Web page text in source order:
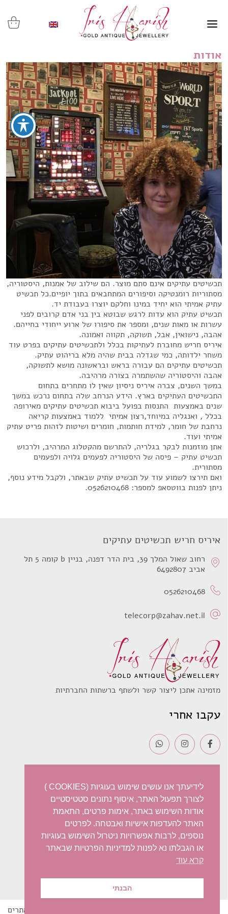
אודות
תכשיטים עתיקים אינם סתם מוצר. הם שילוב של אמנות, היסטוריה,
מסתוריות רומנטיקה וסיפורים המתחבאים בתוך יופיים.כל תכשיט
עתיק אמיתי הוא יחיד במינו וחלקם יוצרו בעבודת יד.
תכשיט עתיק הוא עדות לרגש שבוטא בין בני אדם קרובים לפני
עשרות או מאות שנים, ומספר את סיפורו של ארוע ייחודי בחייהם.
אהבה, נישואין, אבל, תשוקה, תקווה ואמונה.
איריס חריש מחוברת לעתיקות בכלל ולתכשיטים עתיקים בפרט עוד
משחר ילדותה, כמי שגדלה בבית שהיה מלא בריהוט עתיק.
תכשיטים עתיקים הם עבורה בראש ובראשונה מושא לתשוקה,
אהבה והיסטוריה שהשתמרה בצורה מרהיבה.
במשך השנים, צברה איריס ניסיון שאין לו מתחרים בתחום
התכשיטים העתיקים בארץ. הידע הנרחב שלה בתחום נרכש במשך
שנים באמצעות התנסות בפועל ביבוא תכשיטים עתיקים מאירופה
בכלל , ואנגליה במיוחד,רצון אמיתי ללמוד באמצעות קריאה
נרחבת של חומר, למידת חותמות, חומרים ושיטות לזהות פריט עתיק
אמיתי ועוד.
אתן מוזמנות לבקר בגלריה, להתרשם מהקטלוג המרהיב, ולרכוש
תכשיט עתיק – פיסה של היסטוריה לפעמים גלויה ולפעמים
מסתורית.
ואם תירצו לשמוע עוד על תכשיט עתיק שבאתר, ולקבל מידע נוסף,
ניתן לפנות בווטסאפ למספר: 0526210468.
איריס חריש תכשיטים עתיקים
רחוב שאול המלך 39, בית הדר דפנה, בניין b קומה 5 תל
אביב 6492807
0526210468
telecorp@zahav.net.il
מזמינה אתכן ליצור קשר ולשתף ברשתות החברתיות
עקבו אחרי
משלוחים
מדיניות פרטיות
ביטול עסקה – החזרות / החלפות
בניית אתרים
לידיעתך אנו עושים שימוש בעוגיות (COOKIES )
לצורך תפעול האתר, איסוף נתונים סטטיסטיים
אודות השימוש באתר, אימות פרטים, התאמת
האתר להעדפות אישיות ואבטחה. לפרטים
נוספים, לרבות אפשרויות ניטרול השימוש בעוגיות
או הגבלתו נא לפנות למדיניות הפרטיות שבאתר
קרא עוד
הבנתי